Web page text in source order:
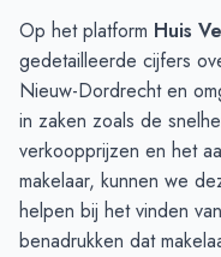
Zwartemeer
Emmen
Erica
Nieuw-Dordrecht
Nieuw-Amsterdam
Barger-Compascuum
Op het platform Huis
gedetailleerde cijfers
Nieuw-Dordrecht en
in zaken zoals de
verkoopprijzen en het
makelaar, kunnen we
helpen bij het vinden
benadrukken dat